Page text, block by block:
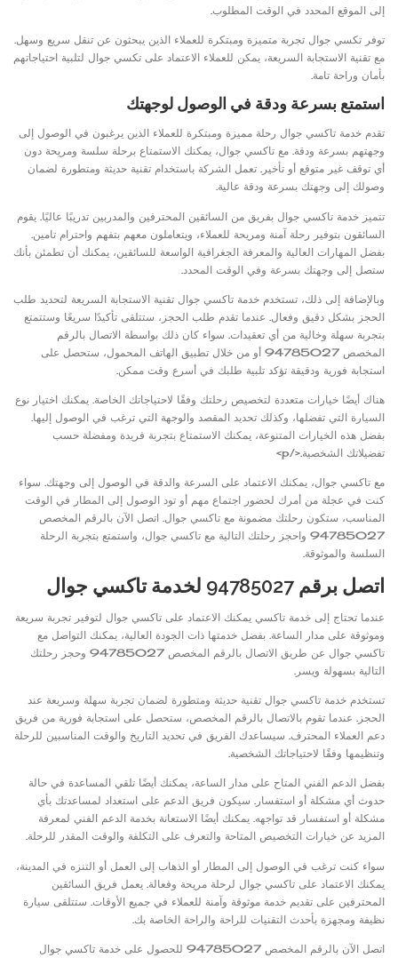
إلى الموقع المحدد في الوقت المطلوب.
توفر تكسي جوال تجربة متميزة ومبتكرة للعملاء الذين يبحثون عن تنقل سريع وسهل.
مع تقنية الاستجابة السريعة، يمكن للعملاء الاعتماد على تكسي جوال لتلبية احتياجاتهم
بأمان وراحة تامة.
استمتع بسرعة ودقة في الوصول لوجهتك
تقدم خدمة تاكسي جوال رحلة مميزة ومبتكرة للعملاء الذين يرغبون في الوصول إلى
وجهتهم بسرعة ودقة. مع تاكسي جوال، يمكنك الاستمتاع برحلة سلسة ومريحة دون
أي توقف غير متوقع أو تأخير. تعمل الشركة باستخدام تقنية حديثة ومتطورة لضمان
وصولك إلى وجهتك بسرعة ودقة عالية.
تتميز خدمة تاكسي جوال بفريق من السائقين المحترفين والمدربين تدريبًا عاليًا. يقوم
السائقون بتوفير رحلة آمنة ومريحة للعملاء، ويتعاملون معهم بتفهم واحترام تامين.
بفضل المهارات العالية والمعرفة الجغرافية الواسعة للسائقين، يمكنك أن تطمئن بأنك
ستصل إلى وجهتك بسرعة وفي الوقت المحدد.
وبالإضافة إلى ذلك، تستخدم خدمة تاكسي جوال تقنية الاستجابة السريعة لتحديد طلب
الحجز بشكل دقيق وفعال. عندما تقدم طلب الحجز، ستتلقى تأكيدًا سريعًا وستتمتع
بتجربة سهلة وخالية من أي تعقيدات. سواء كان ذلك بواسطة الاتصال بالرقم
المخصص 94785027 أو من خلال تطبيق الهاتف المحمول، ستحصل على
استجابة فورية ودقيقة تؤكد تلبية طلبك في أسرع وقت ممكن.
هناك أيضًا خيارات متعددة لتخصيص رحلتك وفقًا لاحتياجاتك الخاصة. يمكنك اختيار نوع
السيارة التي تفضلها، وكذلك تحديد المقصد والوجهة التي ترغب في الوصول إليها.
بفضل هذه الخيارات المتنوعة، يمكنك الاستمتاع بتجربة فريدة ومفضلة حسب
تفضيلاتك الشخصية.</p>
مع تاكسي جوال، يمكنك الاعتماد على السرعة والدقة في الوصول إلى وجهتك. سواء
كنت في عجلة من أمرك لحضور اجتماع مهم أو تود الوصول إلى المطار في الوقت
المناسب، ستكون رحلتك مضمونة مع تاكسي جوال. اتصل الآن بالرقم المخصص
94785027 واحجز رحلتك التالية مع تاكسي جوال، واستمتع بتجربة الرحلة
السلسة والموثوقة.
اتصل برقم 94785027 لخدمة تاكسي جوال
عندما تحتاج إلى خدمة تاكسي يمكنك الاعتماد على تاكسي جوال لتوفير تجربة سريعة
وموثوقة على مدار الساعة. بفضل خدمتها ذات الجودة العالية، يمكنك التواصل مع
تاكسي جوال عن طريق الاتصال بالرقم المخصص 94785027 وحجز رحلتك
التالية بسهولة ويسر.
تستخدم خدمة تاكسي جوال تقنية حديثة ومتطورة لضمان تجربة سهلة وسريعة عند
الحجز. عندما تقوم بالاتصال بالرقم المخصص، ستحصل على استجابة فورية من فريق
دعم العملاء المحترف. سيساعدك الفريق في تحديد التاريخ والوقت المناسبين للرحلة
وتنظيمها وفقًا لاحتياجاتك الشخصية.
بفضل الدعم الفني المتاح على مدار الساعة، يمكنك أيضًا تلقي المساعدة في حالة
حدوث أي مشكلة أو استفسار. سيكون فريق الدعم على استعداد لمساعدتك بأي
مشكلة أو استفسار قد تواجهه. يمكنك أيضًا الاستعانة بخدمة الدعم الفني لمعرفة
المزيد عن خيارات التخصيص المتاحة والتعرف على التكلفة والوقت المقدر للرحلة.
سواء كنت ترغب في الوصول إلى المطار أو الذهاب إلى العمل أو التنزه في المدينة،
يمكنك الاعتماد على تاكسي جوال لرحلة مريحة وفعالة. يعمل فريق السائقين
المحترفين على تقديم خدمة موثوقة وآمنة للعملاء في جميع الأوقات. ستتلقى سيارة
نظيفة ومجهزة بأحدث التقنيات للراحة والراحة الخاصة بك.
اتصل الآن بالرقم المخصص 94785027 للحصول على خدمة تاكسي جوال